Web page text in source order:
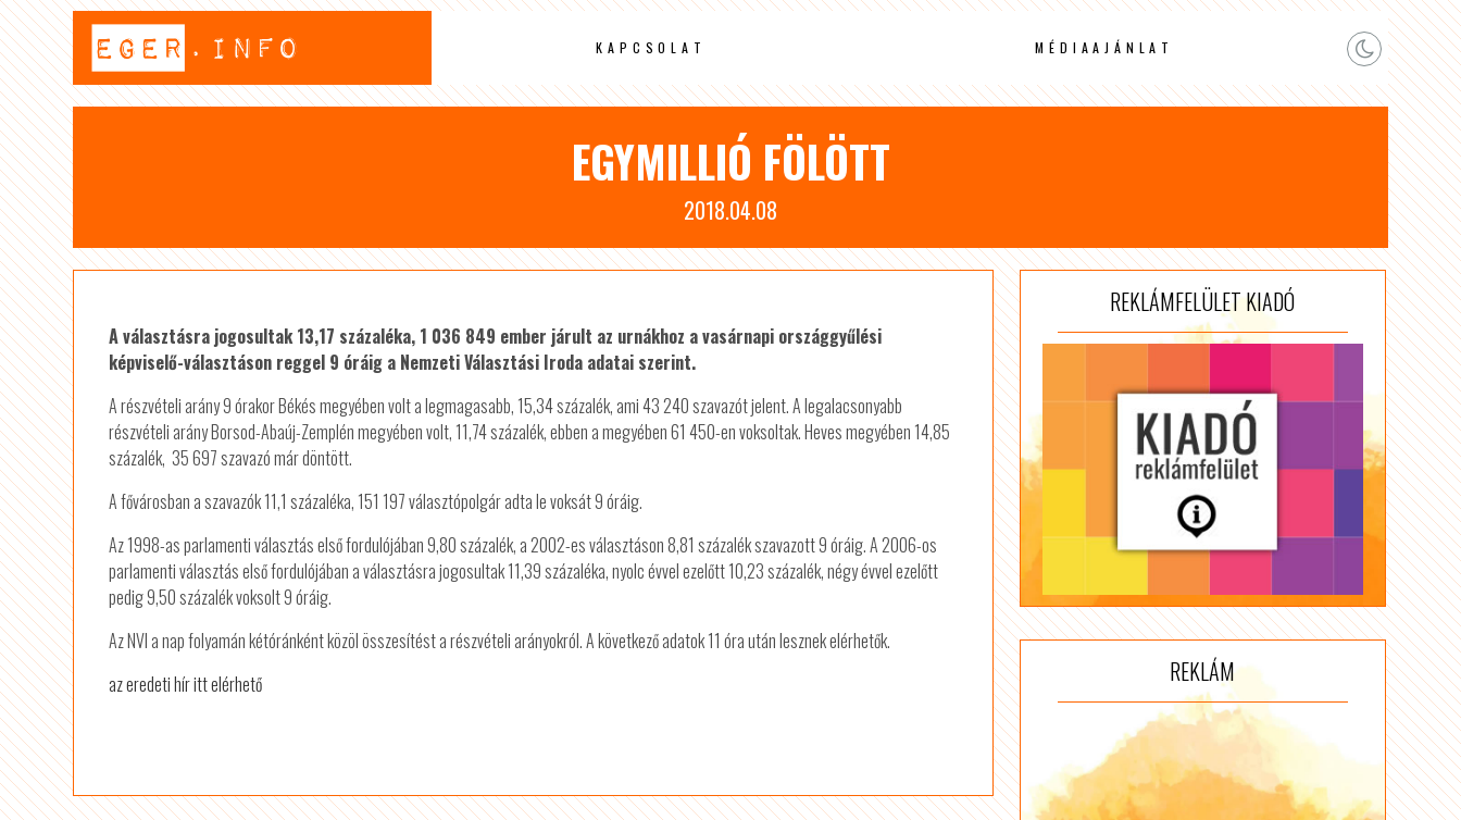
KAPCSOLAT MÉDIAAJÁNLAT
EGYMILLIÓ FÖLÖTT
2018.04.08
A választásra jogosultak 13,17 százaléka, 1 036 849 ember járult az urnákhoz a vasárnapi országgyűlési
képviselő-választáson reggel 9 óráig a Nemzeti Választási Iroda adatai szerint.
A részvételi arány 9 órakor Békés megyében volt a legmagasabb, 15,34 százalék, ami 43 240 szavazót jelent. A legalacsonyabb
részvételi arány Borsod-Abaúj-Zemplén megyében volt, 11,74 százalék, ebben a megyében 61 450-en voksoltak. Heves megyében 14,85
százalék, 35 697 szavazó már döntött.
A fővárosban a szavazók 11,1 százaléka, 151 197 választópolgár adta le voksát 9 óráig.
Az 1998-as parlamenti választás első fordulójában 9,80 százalék, a 2002-es választáson 8,81 százalék szavazott 9 óráig. A 2006-os
parlamenti választás első fordulójában a választásra jogosultak 11,39 százaléka, nyolc évvel ezelőtt 10,23 százalék, négy évvel ezelőtt
pedig 9,50 százalék voksolt 9 óráig.
Az NVI a nap folyamán kétóránként közöl összesítést a részvételi arányokról. A következő adatok 11 óra után lesznek elérhetők.
az eredeti hír itt elérhető
REKLÁMFELÜLET KIADÓ
REKLÁM